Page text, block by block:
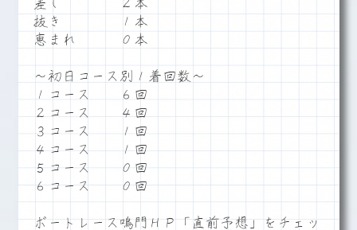
差し ２本
抜き １本
恵まれ ０本
～初日コース別１着回数～
１コース ６回
２コース ４回
３コース １回
４コース １回
５コース ０回
６コース ０回
ボートレース鳴門ＨＰ「直前予想」をチェッ